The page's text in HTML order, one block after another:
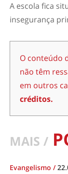
A escola fica
insegurança
O conteúdo
não têm
em outros
créditos.
MAIS /
Evangelismo /